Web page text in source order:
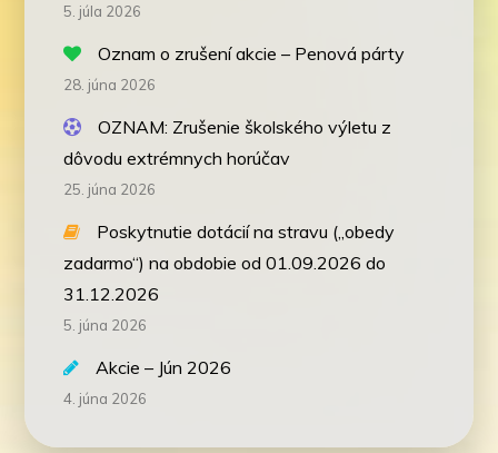
5. júla 2026
Oznam o zrušení akcie – Penová párty
28. júna 2026
OZNAM: Zrušenie školského výletu z
dôvodu extrémnych horúčav
25. júna 2026
Poskytnutie dotácií na stravu („obedy
zadarmo“) na obdobie od 01.09.2026 do
31.12.2026
5. júna 2026
Akcie – Jún 2026
4. júna 2026